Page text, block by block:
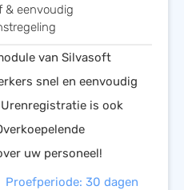
& eenvoudig
van Silvasoft
snel en eenvoudig
is ook
uw personeel!
Proefperiode: 30 dagen